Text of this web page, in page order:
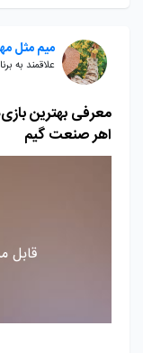
میم مثل
علاقمند به
معرفی بهترین
اهر صنعت گیم
قابل